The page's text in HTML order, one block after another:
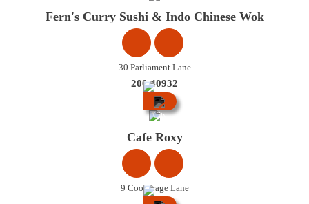
Fern's Curry Sushi & Indo Chinese Wok
30 Parliament Lane
200 40932
City
Cafe Roxy
9 Cooperage Lane